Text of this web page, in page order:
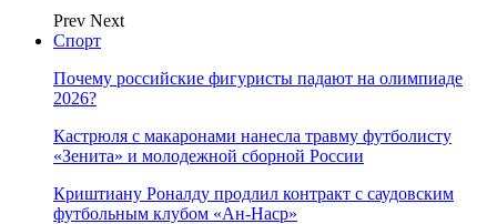
Prev Next
Спорт
Почему российские фигуристы падают на олимпиаде
2026?
Кастрюля с макаронами нанесла травму футболисту
«Зенита» и молодежной сборной России
Криштиану Роналду продлил контракт с саудовским
футбольным клубом «Ан-Наср»